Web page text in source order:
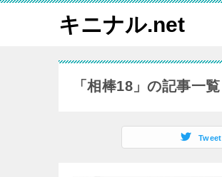
キニナル.net
「相棒18」の記事一覧
Tweet